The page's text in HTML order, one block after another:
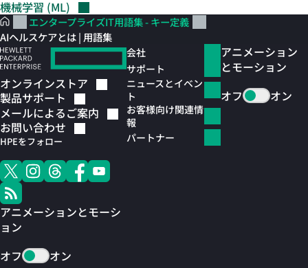
機械学習 (ML)
エンタープライズIT用語集 - キー定義
AIヘルスケアとは | 用語集
オンラインストア
製品サポート
メールによるご案内
お問い合わせ
HPEをフォロー
アニメーションとモーシ
ョン
オフ
オン
会社
サポート
ニュースとイベン
ト
お客様向け関連情
報
パートナー
アニメーション
とモーション
オフ
オン